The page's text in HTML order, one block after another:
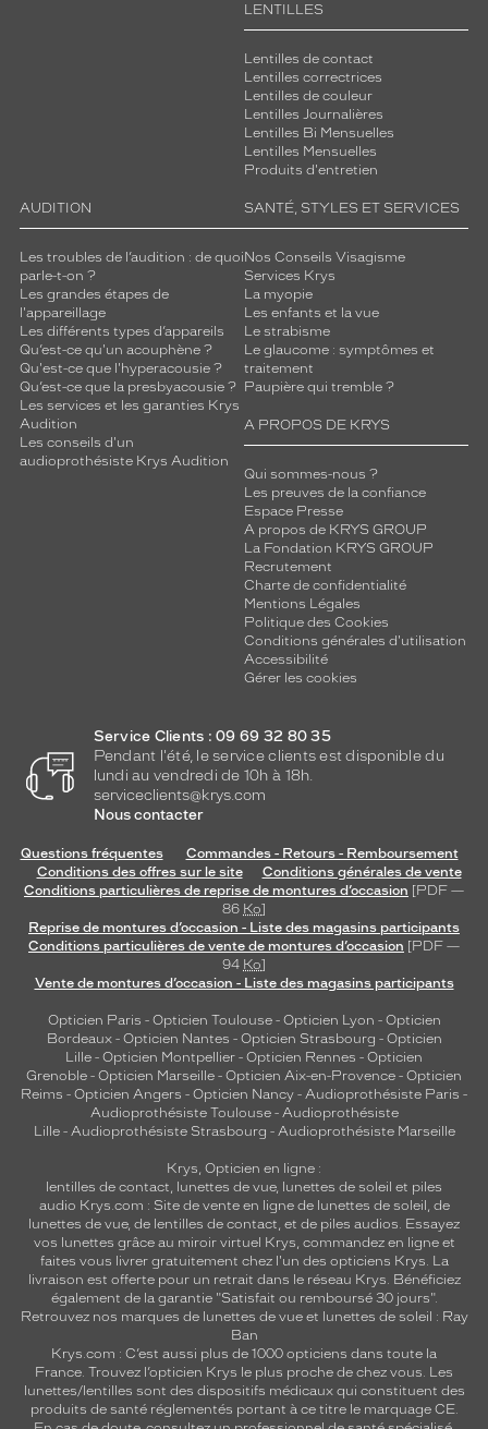
LENTILLES
Lentilles de contact
Lentilles correctrices
Lentilles de couleur
Lentilles Journalières
Lentilles Bi Mensuelles
Lentilles Mensuelles
Produits d'entretien
AUDITION
Les troubles de l’audition : de quoi
parle-t-on ?
Les grandes étapes de
l'appareillage
Les différents types d’appareils
Qu’est-ce qu'un acouphène ?
Qu'est-ce que l'hyperacousie ?
Qu’est-ce que la presbyacousie ?
Les services et les garanties Krys
Audition
Les conseils d'un
audioprothésiste Krys Audition
SANTÉ, STYLES ET SERVICES
Nos Conseils Visagisme
Services Krys
La myopie
Les enfants et la vue
Le strabisme
Le glaucome : symptômes et
traitement
Paupière qui tremble ?
A PROPOS DE KRYS
Qui sommes-nous ?
Les preuves de la confiance
Espace Presse
A propos de KRYS GROUP
La Fondation KRYS GROUP
Recrutement
Charte de confidentialité
Mentions Légales
Politique des Cookies
Conditions générales d'utilisation
Accessibilité
Gérer les cookies
Service Clients : 09 69 32 80 35
Pendant l'été, le service clients est disponible du
lundi au vendredi de 10h à 18h.
serviceclients@krys.com
Nous contacter
Questions fréquentes
Commandes - Retours - Remboursement
Conditions des offres sur le site
Conditions générales de vente
Conditions particulières de reprise de montures d’occasion [PDF —
86 Ko]
Reprise de montures d’occasion - Liste des magasins participants
Conditions particulières de vente de montures d’occasion [PDF —
94 Ko]
Vente de montures d’occasion - Liste des magasins participants
Opticien Paris - Opticien Toulouse- Opticien Lyon - Opticien
Bordeaux- Opticien Nantes - Opticien Strasbourg - Opticien
Lille - Opticien Montpellier - Opticien Rennes - Opticien
Grenoble - Opticien Marseille - Opticien Aix-en-Provence - Opticien
Reims - Opticien Angers - Opticien Nancy - Audioprothésiste Paris -
Audioprothésiste Toulouse- Audioprothésiste
Lille- Audioprothésiste Strasbourg - Audioprothésiste Marseille
Krys, Opticien en ligne :
lentilles de contact, lunettes de vue, lunettes de soleil et piles
audio Krys.com : Site de vente en ligne de lunettes de soleil, de
lunettes de vue, de lentilles de contact, et de piles audios. Essayez
vos lunettes grâce au miroir virtuel Krys, commandez en ligne et
faites vous livrer gratuitement chez l'un des opticiens Krys. La
livraison est offerte pour un retrait dans le réseau Krys. Bénéficiez
également de la garantie "Satisfait ou remboursé 30 jours".
Retrouvez nos marques de lunettes de vue et lunettes de soleil : Ray
Ban
Krys.com : C’est aussi plus de 1000 opticiens dans toute la
France. Trouvez l’opticien Krys le plus proche de chez vous. Les
lunettes/lentilles sont des dispositifs médicaux qui constituent des
produits de santé réglementés portant à ce titre le marquage CE.